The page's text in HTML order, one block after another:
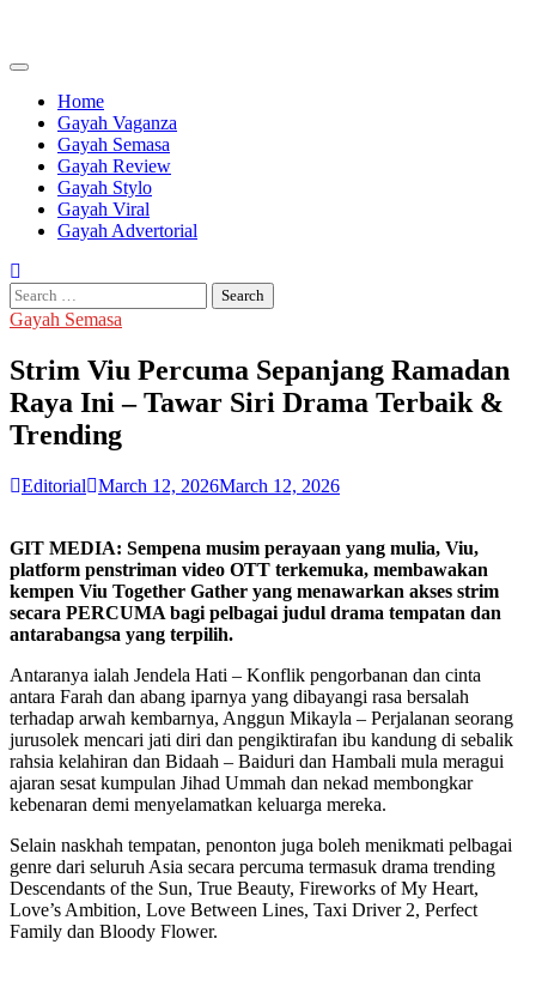
content
Home
Gayah Vaganza
Gayah Semasa
Gayah Review
Gayah Stylo
Gayah Viral
Gayah Advertorial
Search
for:
Gayah Semasa
Strim Viu Percuma Sepanjang Ramadan
Raya Ini – Tawar Siri Drama Terbaik &
Trending
Editorial March 12, 2026March 12, 2026
GIT MEDIA: Sempena musim perayaan yang mulia, Viu,
platform penstriman video OTT terkemuka, membawakan
kempen Viu Together Gather yang menawarkan akses strim
secara PERCUMA bagi pelbagai judul drama tempatan dan
antarabangsa yang terpilih.
Antaranya ialah Jendela Hati – Konflik pengorbanan dan cinta
antara Farah dan abang iparnya yang dibayangi rasa bersalah
terhadap arwah kembarnya, Anggun Mikayla – Perjalanan seorang
jurusolek mencari jati diri dan pengiktirafan ibu kandung di sebalik
rahsia kelahiran dan Bidaah – Baiduri dan Hambali mula meragui
ajaran sesat kumpulan Jihad Ummah dan nekad membongkar
kebenaran demi menyelamatkan keluarga mereka.
Selain naskhah tempatan, penonton juga boleh menikmati pelbagai
genre dari seluruh Asia secara percuma termasuk drama trending
Descendants of the Sun, True Beauty, Fireworks of My Heart,
Love’s Ambition, Love Between Lines, Taxi Driver 2, Perfect
Family dan Bloody Flower.